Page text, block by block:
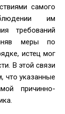
самого
им
требований
меры по
истец мог
В этой связи
что указанные
причинно-